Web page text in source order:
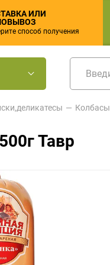
ИЛИ
способ получения
Колбасы
Тавр